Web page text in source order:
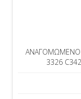
ΑΝΑΓΟΜΩΜΕΝΟ
3326